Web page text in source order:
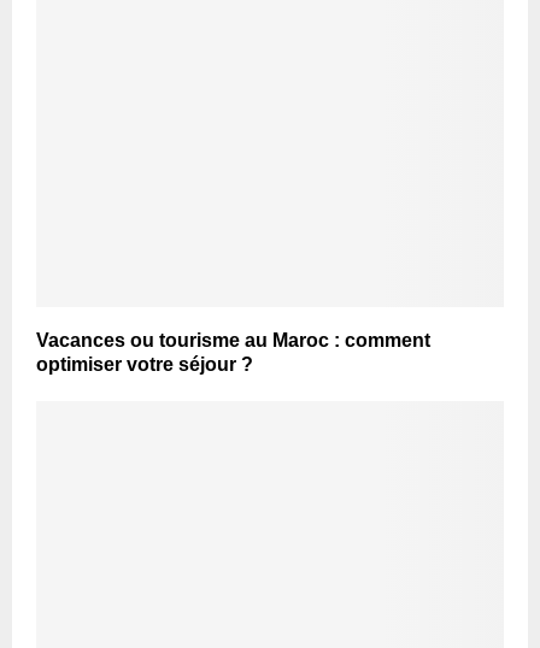
Vacances ou tourisme au Maroc : comment
optimiser votre séjour ?